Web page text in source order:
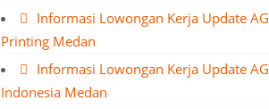
Informasi Lowongan Kerja Update
Printing Medan
Informasi Lowongan Kerja Update
Indonesia Medan